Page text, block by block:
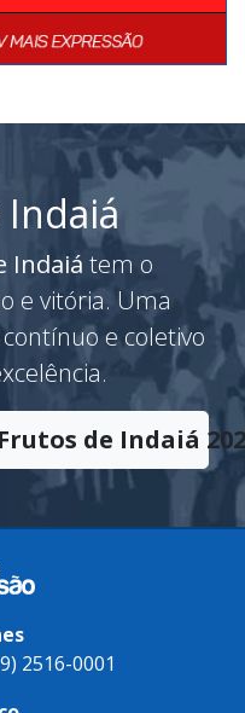
Indaiá tem o
e vitória. Uma
e coletivo
de Indaiá
2516-0001